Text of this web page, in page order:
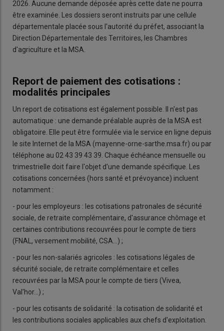
2026. Aucune demande déposée après cette date ne pourra
être examinée. Les dossiers seront instruits par une cellule
départementale placée sous l'autorité du préfet, associant la
Direction Départementale des Territoires, les Chambres
d'agriculture et la MSA.
Report de paiement des cotisations :
modalités principales
Un report de cotisations est également possible. Il n'est pas
automatique : une demande préalable auprès de la MSA est
obligatoire. Elle peut être formulée via le service en ligne depuis
le site Internet de la MSA (mayenne-orne-sarthe.msa.fr) ou par
téléphone au 02 43 39 43 39. Chaque échéance mensuelle ou
trimestrielle doit faire l'objet d'une demande spécifique. Les
cotisations concernées (hors santé et prévoyance) incluent
notamment :
- pour les employeurs : les cotisations patronales de sécurité
sociale, de retraite complémentaire, d'assurance chômage et
certaines contributions recouvrées pour le compte de tiers
(FNAL, versement mobilité, CSA...) ;
- pour les non-salariés agricoles : les cotisations légales de
sécurité sociale, de retraite complémentaire et celles
recouvrées par la MSA pour le compte de tiers (Vivea,
Val'hor...) ;
- pour les cotisants de solidarité : la cotisation de solidarité et
les contributions sociales applicables aux chefs d'exploitation.